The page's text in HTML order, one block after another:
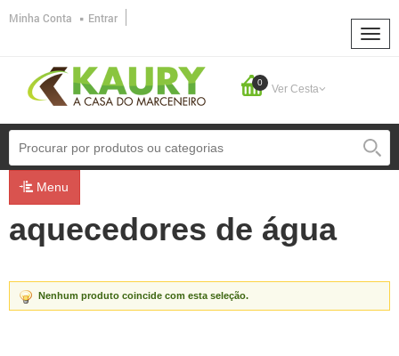
Minha Conta Entrar
0
Ver Cesta
Menu
aquecedores de água
Nenhum produto coincide com esta seleção.